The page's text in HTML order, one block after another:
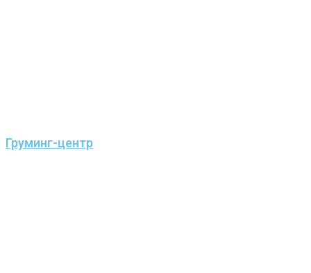
Груминг-центр